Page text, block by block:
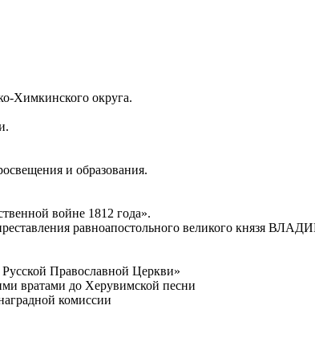
Химкинского округа.
и образования.
войне 1812 года».
равноапостольного великого князя
Православной Церкви»
вратами до Херувимской песни
комиссии